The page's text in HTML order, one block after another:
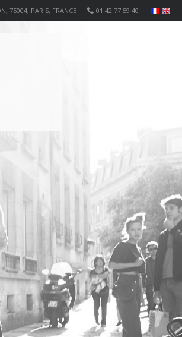
01 42 77 59 40
75004, PARIS, FRANCE